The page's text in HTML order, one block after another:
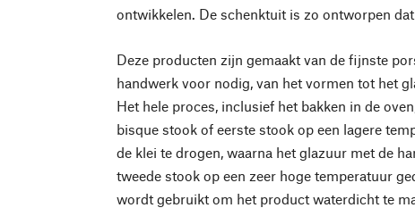
ontwikkelen. De schenktuit is zo ontworpen
Deze producten zijn gemaakt van de fijnste
handwerk voor nodig, van het vormen tot het
Het hele proces, inclusief het bakken in de
bisque stook of eerste stook op een lagere
de klei te drogen, waarna het glazuur met de
tweede stook op een zeer hoge temperatuur
wordt gebruikt om het product waterdicht te